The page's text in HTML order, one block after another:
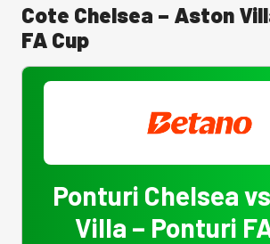
Cote Chelsea – Aston
FA Cup
Ponturi Chelsea
Villa – Ponturi